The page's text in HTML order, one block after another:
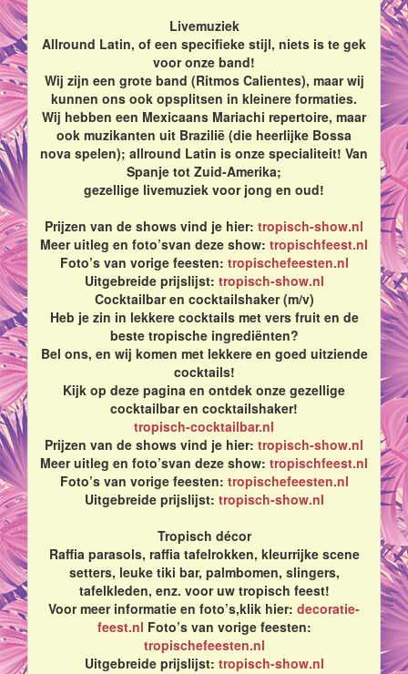
Livemuziek
Allround Latin, of een specifieke stijl, niets is te gek
voor onze band!
Wij zijn een grote band (Ritmos Calientes), maar wij
kunnen ons ook opsplitsen in kleinere formaties.
Wij hebben een Mexicaans Mariachi repertoire, maar
ook muzikanten uit Brazilië (die heerlijke Bossa
nova spelen); allround Latin is onze specialiteit! Van
Spanje tot Zuid-Amerika;
gezellige livemuziek voor jong en oud!
Prijzen van de shows vind je hier: tropisch-show.nl
Meer uitleg en foto’svan deze show: tropischfeest.nl
Foto’s van vorige feesten: tropischefeesten.nl
Uitgebreide prijslijst: tropisch-show.nl
Cocktailbar en cocktailshaker (m/v)
Heb je zin in lekkere cocktails met vers fruit en de
beste tropische ingrediënten?
Bel ons, en wij komen met lekkere en goed uitziende
cocktails!
Kijk op deze pagina en ontdek onze gezellige
cocktailbar en cocktailshaker!
tropisch-cocktailbar.nl
Prijzen van de shows vind je hier: tropisch-show.nl
Meer uitleg en foto’svan deze show: tropischfeest.nl
Foto’s van vorige feesten: tropischefeesten.nl
Uitgebreide prijslijst: tropisch-show.nl
Tropisch décor
Raffia parasols, raffia tafelrokken, kleurrijke scene
setters, leuke tiki bar, palmbomen, slingers,
tafelkleden, enz. voor uw tropisch feest!
Voor meer informatie en foto’s,klik hier: decoratie-
feest.nl Foto’s van vorige feesten:
tropischefeesten.nl
Uitgebreide prijslijst: tropisch-show.nl